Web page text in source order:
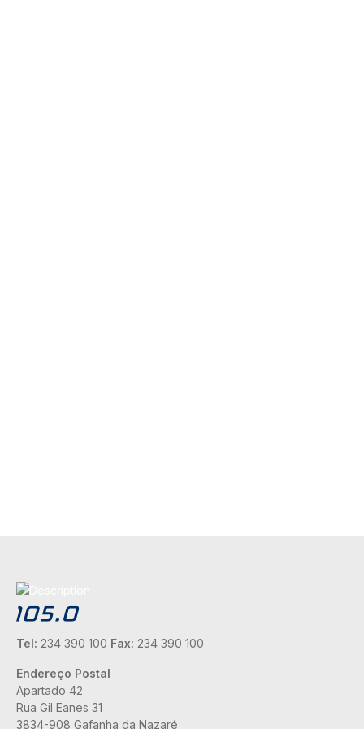
Tel: 234 390 100 Fax: 234 390 100
Endereço Postal
Apartado 42
Rua Gil Eanes 31
3834-908 Gafanha da Nazaré